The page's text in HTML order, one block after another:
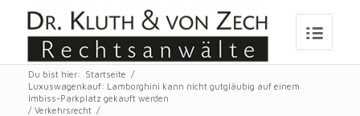
Du bist hier: Startseite
/
Luxuswagenkauf: Lamborghini kann nicht gutgläubig auf einem
Imbiss-Parkplatz gekauft werden
/ Verkehrsrecht /